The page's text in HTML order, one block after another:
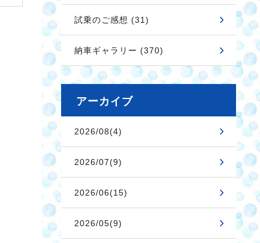
試乗のご感想 (31)
納車ギャラリー (370)
アーカイブ
2026/08(4)
2026/07(9)
2026/06(15)
2026/05(9)